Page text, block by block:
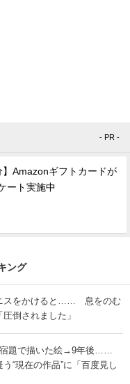
- PR -
】Amazonギフトカードが
ート実施中
ング
スをかけると…… 息をのむ
倒されました」
題で描いた絵→9年後……
“現在の作品”に「百度見し